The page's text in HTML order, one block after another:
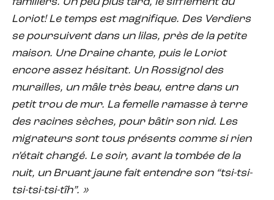
Loriot! Le temps est magnifique. Des Verdiers
se poursuivent dans un lilas, près de la petite
maison. Une Draine chante, puis le Loriot
encore assez hésitant. Un Rossignol des
murailles, un mâle très beau, entre dans un
petit trou de mur. La femelle ramasse à terre
des racines sèches, pour bâtir son nid. Les
migrateurs sont tous présents comme si rien
n’était changé. Le soir, avant la tombée de la
nuit, un Bruant jaune fait entendre son “tsi-tsi-
tsi-tsi-tsi-tîh”. »